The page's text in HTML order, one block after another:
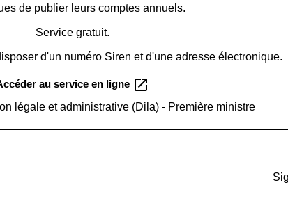
de publier leurs comptes annuels.
Service gratuit.
d'un numéro Siren et d'une adresse électronique.
au service en ligne open_in_new
légale et administrative (Dila) - Première ministre